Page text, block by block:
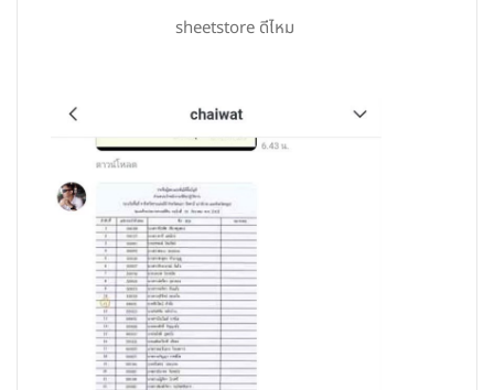
sheetstore ดีไหม